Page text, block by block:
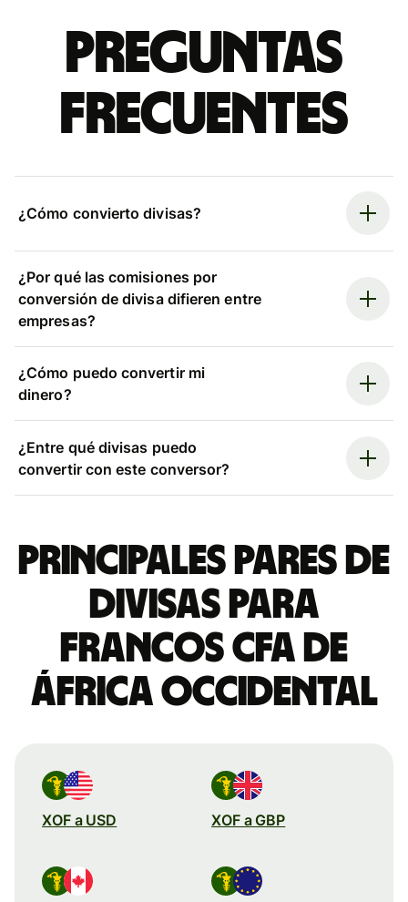
Preguntas
frecuentes
¿Cómo convierto divisas?
¿Por qué las comisiones por
conversión de divisa difieren entre
empresas?
¿Cómo puedo convertir mi
dinero?
¿Entre qué divisas puedo
convertir con este conversor?
Principales pares de
divisas para
francos CFA de
África Occidental
XOF a USD XOF a GBP